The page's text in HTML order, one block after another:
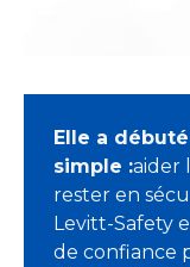
Elle a
simple :aider
rester en
Levitt-Safety
de confiance